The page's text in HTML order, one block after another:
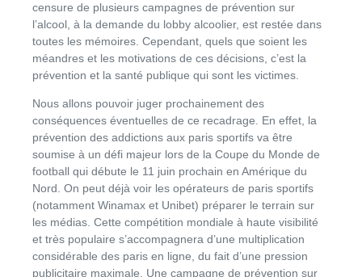
censure de plusieurs campagnes de prévention sur
l’alcool, à la demande du lobby alcoolier, est restée dans
toutes les mémoires. Cependant, quels que soient les
méandres et les motivations de ces décisions, c’est la
prévention et la santé publique qui sont les victimes.
Nous allons pouvoir juger prochainement des
conséquences éventuelles de ce recadrage. En effet, la
prévention des addictions aux paris sportifs va être
soumise à un défi majeur lors de la Coupe du Monde de
football qui débute le 11 juin prochain en Amérique du
Nord. On peut déjà voir les opérateurs de paris sportifs
(notamment Winamax et Unibet) préparer le terrain sur
les médias. Cette compétition mondiale à haute visibilité
et très populaire s’accompagnera d’une multiplication
considérable des paris en ligne, du fait d’une pression
publicitaire maximale. Une campagne de prévention sur